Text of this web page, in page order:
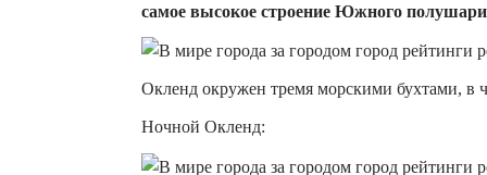
самое высокое строение Южного
Окленд окружен тремя морскими бухтами, в
Ночной Окленд: